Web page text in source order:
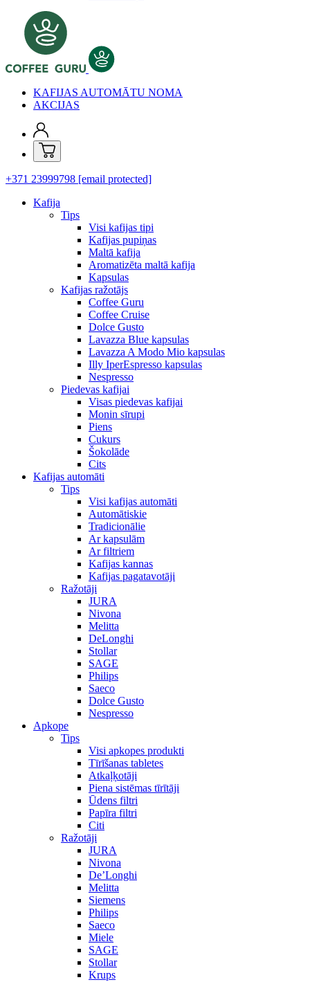
KAFIJAS AUTOMĀTU NOMA
AKCIJAS
+371 23999798 [email protected]
Kafija
Tips
Visi kafijas tipi
Kafijas pupiņas
Maltā kafija
Aromatizēta maltā kafija
Kapsulas
Kafijas ražotājs
Coffee Guru
Coffee Cruise
Dolce Gusto
Lavazza Blue kapsulas
Lavazza A Modo Mio kapsulas
Illy IperEspresso kapsulas
Nespresso
Piedevas kafijai
Visas piedevas kafijai
Monin sīrupi
Piens
Cukurs
Šokolāde
Cits
Kafijas automāti
Tips
Visi kafijas automāti
Automātiskie
Tradicionālie
Ar kapsulām
Ar filtriem
Kafijas kannas
Kafijas pagatavotāji
Ražotāji
JURA
Nivona
Melitta
DeLonghi
Stollar
SAGE
Philips
Saeco
Dolce Gusto
Nespresso
Apkope
Tips
Visi apkopes produkti
Tīrīšanas tabletes
Atkaļķotāji
Piena sistēmas tīrītāji
Ūdens filtri
Papīra filtri
Citi
Ražotāji
JURA
Nivona
De’Longhi
Melitta
Siemens
Philips
Saeco
Miele
SAGE
Stollar
Krups